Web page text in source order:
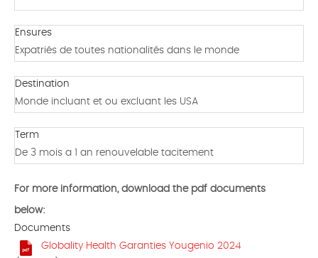
Ensures
Expatriés de toutes nationalités dans le monde
Destination
Monde incluant et ou excluant les USA
Term
De 3 mois a 1 an renouvelable tacitement
For more information, download the pdf documents
below:
Documents
Globality Health Garanties Yougenio 2024